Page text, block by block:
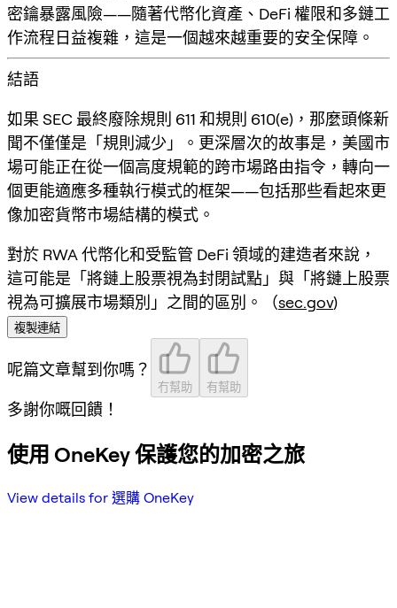
密鑰暴露風險——隨著代幣化資產、DeFi 權限和多鏈工
作流程日益複雜，這是一個越來越重要的安全保障。
結語
如果 SEC 最終廢除規則 611 和規則 610(e)，那麼頭條新
聞不僅僅是「規則減少」。更深層次的故事是，美國市
場可能正在從一個高度規範的跨市場路由指令，轉向一
個更能適應多種執行模式的框架——包括那些看起來更
像加密貨幣市場結構的模式。
對於 RWA 代幣化和受監管 DeFi 領域的建造者來說，
這可能是「將鏈上股票視為封閉試點」與「將鏈上股票
視為可擴展市場類別」之間的區別。（sec.gov)
複製連結
呢篇文章幫到你嗎？
冇幫助 有幫助
多謝你嘅回饋！
使用 OneKey 保護您的加密之旅
View details for 選購 OneKey